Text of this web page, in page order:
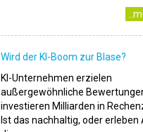
Wird der KI-Boom zur Blase?
KI-Unternehmen erzielen
außergewöhnliche
investieren Milliarden in
Ist das nachhaltig, oder erleben